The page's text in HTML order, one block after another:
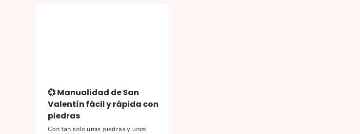
💞 Manualidad de San
Valentín fácil y rápida con
piedras
Con tan solo unas piedras y unos